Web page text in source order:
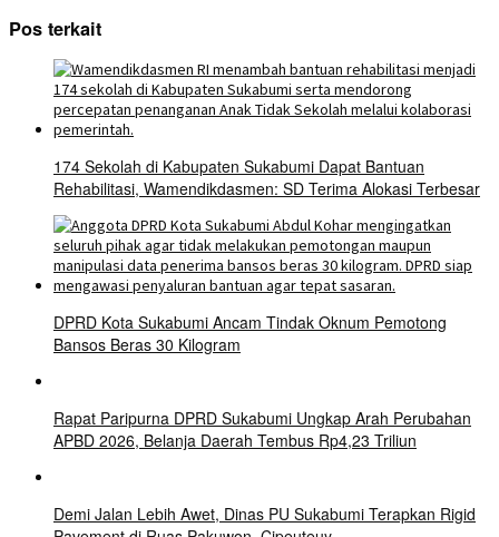
Pos terkait
174 Sekolah di Kabupaten Sukabumi Dapat Bantuan
Rehabilitasi, Wamendikdasmen: SD Terima Alokasi Terbesar
DPRD Kota Sukabumi Ancam Tindak Oknum Pemotong
Bansos Beras 30 Kilogram
Rapat Paripurna DPRD Sukabumi Ungkap Arah Perubahan
APBD 2026, Belanja Daerah Tembus Rp4,23 Triliun
Demi Jalan Lebih Awet, Dinas PU Sukabumi Terapkan Rigid